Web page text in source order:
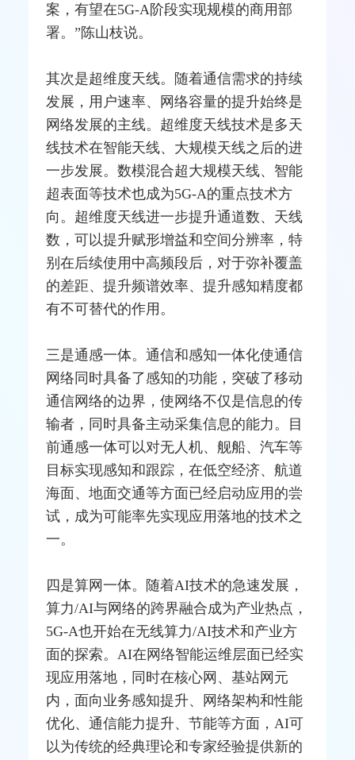
案，有望在5G-A阶段实现规模的商用部
署。”陈山枝说。
其次是超维度天线。随着通信需求的持续
发展，用户速率、网络容量的提升始终是
网络发展的主线。超维度天线技术是多天
线技术在智能天线、大规模天线之后的进
一步发展。数模混合超大规模天线、智能
超表面等技术也成为5G-A的重点技术方
向。超维度天线进一步提升通道数、天线
数，可以提升赋形增益和空间分辨率，特
别在后续使用中高频段后，对于弥补覆盖
的差距、提升频谱效率、提升感知精度都
有不可替代的作用。
三是通感一体。通信和感知一体化使通信
网络同时具备了感知的功能，突破了移动
通信网络的边界，使网络不仅是信息的传
输者，同时具备主动采集信息的能力。目
前通感一体可以对无人机、舰船、汽车等
目标实现感知和跟踪，在低空经济、航道
海面、地面交通等方面已经启动应用的尝
试，成为可能率先实现应用落地的技术之
一。
四是算网一体。随着AI技术的急速发展，
算力/AI与网络的跨界融合成为产业热点，
5G-A也开始在无线算力/AI技术和产业方
面的探索。AI在网络智能运维层面已经实
现应用落地，同时在核心网、基站网元
内，面向业务感知提升、网络架构和性能
优化、通信能力提升、节能等方面，AI可
以为传统的经典理论和专家经验提供新的